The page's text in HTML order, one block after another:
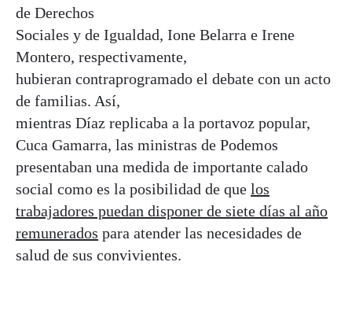
de Derechos
Sociales y de Igualdad, Ione Belarra e Irene
Montero, respectivamente,
hubieran contraprogramado el debate con un acto
de familias. Así,
mientras Díaz replicaba a la portavoz popular,
Cuca Gamarra, las ministras de Podemos
presentaban una medida de importante calado
social como es la posibilidad de que los
trabajadores puedan disponer de siete días al año
remunerados para atender las necesidades de
salud de sus convivientes.